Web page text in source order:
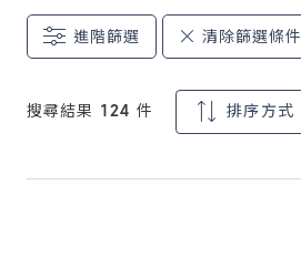
鏡片說明
Lens
常見問題
進階篩選 清除篩選條件
搜尋結果 124 件 排序方式